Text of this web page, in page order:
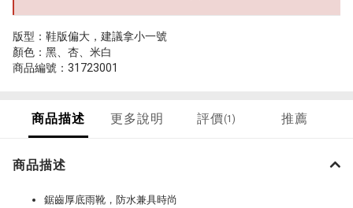
版型：鞋版偏大，建議拿小一號
顏色：黑、杏、米白
商品編號：31723001
商品描述 更多說明 評價(1) 推薦
商品描述
鋸齒厚底雨靴，防水兼具時尚